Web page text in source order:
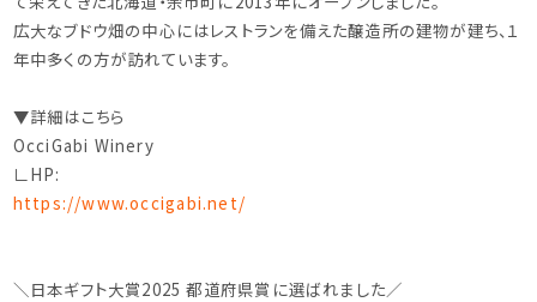
広大なブドウ畑の中心にはレストランを備えた醸造所の建物が建ち、１
年中多くの方が訪れています。
▼詳細はこちら
OcciGabi Winery
∟HP:
https://www.occigabi.net/
＼日本ギフト大賞2025 都道府県賞に選ばれました／